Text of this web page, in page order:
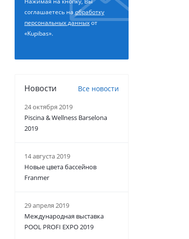
соглашаетесь наобработку
персональных данныхот
«Kupibas».
Новости Все новости
24 октября 2019
Piscina & Wellness Barselona
2019
14 августа 2019
Новые цвета бассейнов
Franmer
29 апреля 2019
Международная выставка
POOL PROFI EXPO 2019